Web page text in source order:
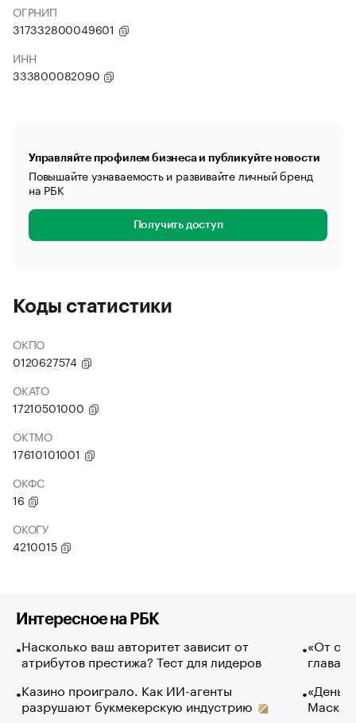
ОГРНИП
317332800049601
ИНН
333800082090
Управляйте профилем бизнеса и публикуйте новости
Повышайте узнаваемость и развивайте личный бренд
на РБК
Получить доступ
Коды статистики
ОКПО
0120627574
ОКАТО
17210501000
ОКТМО
17610101001
ОКФС
16
ОКОГУ
4210015
Интересное на РБК
Насколько ваш авторитет зависит от
атрибутов престижа? Тест для лидеров
Казино проиграло. Как ИИ-агенты
разрушают букмекерскую индустрию
«От
глава
Маск в